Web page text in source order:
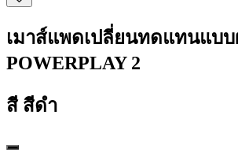
เมาส์แพดเปลี่ยนทดแทนแบ
POWERPLAY 2
สี สีดำ